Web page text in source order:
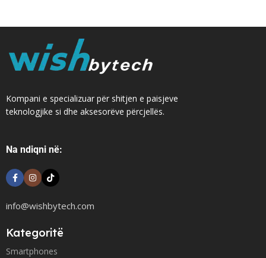
Kompani e specializuar për shitjen e paisjeve
teknologjike si dhe aksesorëve përcjellës.
Na ndiqni në:
info@wishbytech.com
Kategoritë
Smartphones